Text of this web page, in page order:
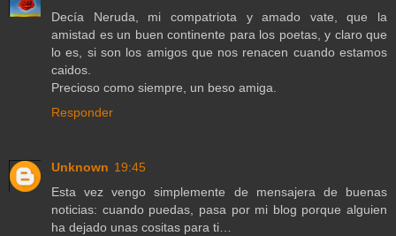
Decía Neruda, mi compatriota y amado vate, que la
amistad es un buen continente para los poetas, y claro que
lo es, si son los amigos que nos renacen cuando estamos
caidos.
Precioso como siempre, un beso amiga.
Responder
Unknown 19:45
Esta vez vengo simplemente de mensajera de buenas
noticias: cuando puedas, pasa por mi blog porque alguien
ha dejado unas cositas para ti…